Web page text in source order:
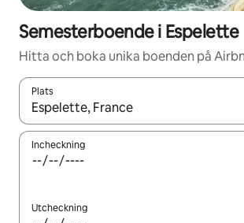
Semesterboende i Espelette
Hitta och boka unika boenden på
Plats
När resultaten är tillgängliga kan du
Incheckning
Utcheckning